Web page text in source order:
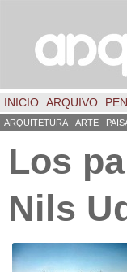
INICIO ARQUIVO
ARQUITETURA ARTE
Los
Nils